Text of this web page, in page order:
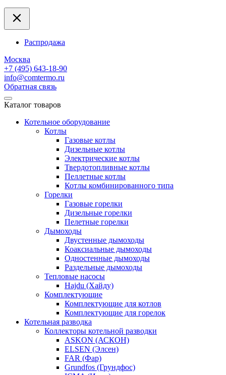
Распродажа
Москва
+7 (495) 643-18-90
info@comtermo.ru
Обратная связь
Каталог товаров
Котельное оборудование
Котлы
Газовые котлы
Дизельные котлы
Электрические котлы
Твердотопливные котлы
Пеллетные котлы
Котлы комбинированного типа
Горелки
Газовые горелки
Дизельные горелки
Пелетные горелки
Дымоходы
Двустенные дымоходы
Коаксиальные дымоходы
Одностенные дымоходы
Раздельные дымоходы
Тепловые насосы
Hajdu (Хайду)
Комплектующие
Комплектующие для котлов
Комплектующие для горелок
Котельная разводка
Коллекторы котельной разводки
ASKON (АСКОН)
ELSEN (Элсен)
FAR (Фар)
Grundfos (Грундфос)